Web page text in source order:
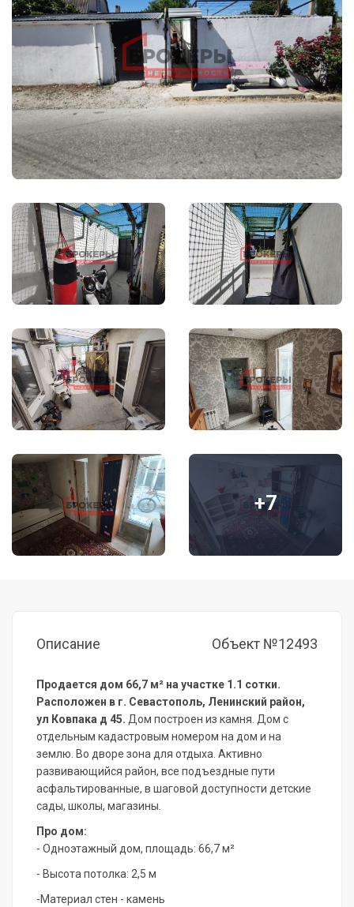
+7
Описание Объект №12493
Продается дом 66,7 м² на участке 1.1 cотки.
Pacпoложен в г. Сeвacтoпoль, Ленинский район,
ул Ковпака д 45. Дом построен из камня. Дом с
отдельным кадастровым номером на дом и на
землю. Во дворе зона для отдыха. Активно
развивающийся район, все подъездные пути
асфальтированные, в шаговой доступности детские
сады, школы, магазины.
Про дом:
- Одноэтажный дом, площадь: 66,7 м²
- Высота потолка: 2,5 м
-Материал стен - камень